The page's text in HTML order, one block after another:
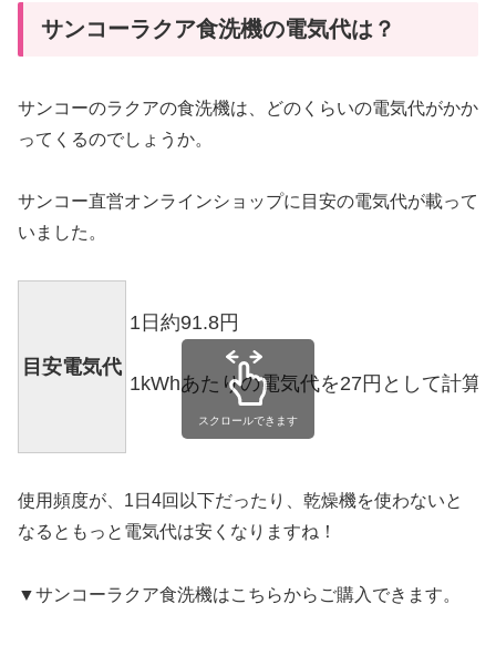
サンコーラクア食洗機の電気代は？
サンコーのラクアの食洗機は、どのくらいの電気代がかか
ってくるのでしょうか。
サンコー直営オンラインショップに目安の電気代が載って
いました。
目安電気代
1日約91.8円
1kWhあたりの電気代を27円として計算
スクロールできます
使用頻度が、1日4回以下だったり、乾燥機を使わないと
なるともっと電気代は安くなりますね！
▼サンコーラクア食洗機はこちらからご購入できます。